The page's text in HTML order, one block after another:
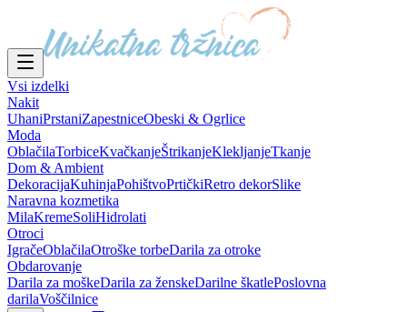
Vsi izdelki
Nakit
UhaniPrstaniZapestniceObeski & Ogrlice
Moda
OblačilaTorbiceKvačkanjeŠtrikanjeKlekljanjeTkanje
Dom & Ambient
DekoracijaKuhinjaPohištvoPrtičkiRetro dekorSlike
Naravna kozmetika
MilaKremeSoliHidrolati
Otroci
IgračeOblačilaOtroške torbeDarila za otroke
Obdarovanje
Darila za moškeDarila za ženskeDarilne škatlePoslovna
darilaVoščilnice